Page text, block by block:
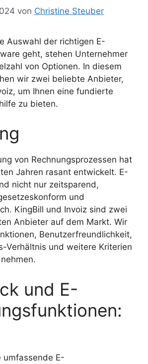
von Christine Steuber
Auswahl der richtigen E-
geht, stehen Unternehmer
von Optionen. In diesem
wir zwei beliebte Anbieter,
um Ihnen eine fundierte
zu bieten.
von Rechnungsprozessen hat
Jahren rasant entwickelt. E-
nicht nur zeitsparend,
und
KingBill und Invoiz sind zwei
Anbieter auf dem Markt. Wir
Benutzerfreundlichkeit,
Verhältnis und weitere Kriterien
und E-
umfassende E-